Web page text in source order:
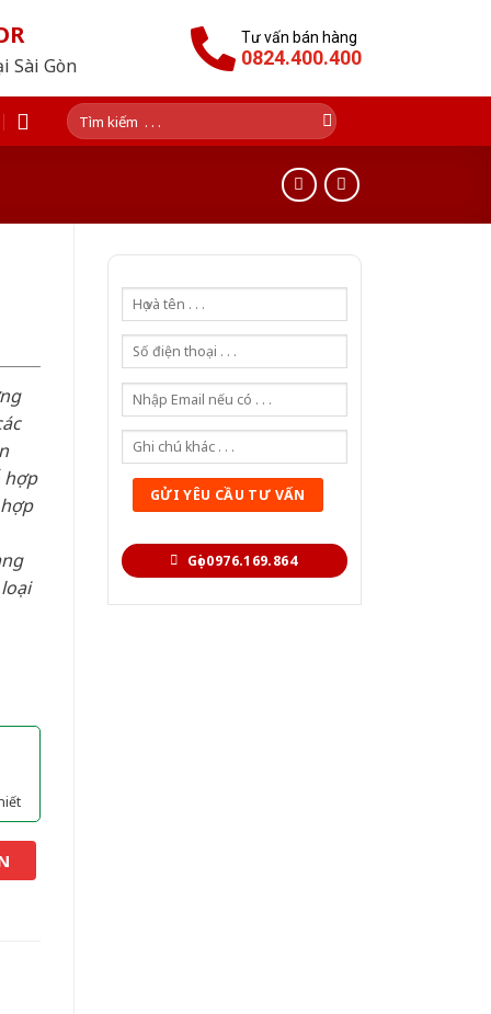
Sài Gòn
Tư vấn bán hàng
0824.400.400
Tìm
kiếm:
Gọi 0976.169.864
hợp